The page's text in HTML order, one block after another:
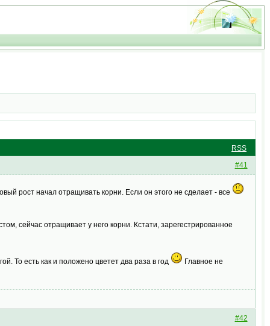
RSS
#41
рост начал отращивать корни. Если он этого не сделает - все
сейчас отращивает у него корни. Кстати, зарегестрированное
То есть как и положено цветет два раза в год
Главное не
#42